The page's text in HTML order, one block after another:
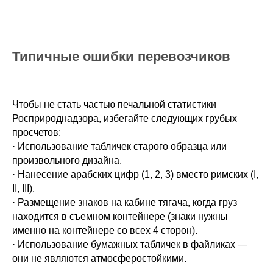
Типичные ошибки перевозчиков
Чтобы не стать частью печальной статистики
Росприроднадзора, избегайте следующих грубых
просчетов:
· Использование табличек старого образца или
произвольного дизайна.
· Нанесение арабских цифр (1, 2, 3) вместо римских (I,
II, III).
· Размещение знаков на кабине тягача, когда груз
находится в съемном контейнере (знаки нужны
именно на контейнере со всех 4 сторон).
· Использование бумажных табличек в файликах —
они не являются атмосферостойкими.